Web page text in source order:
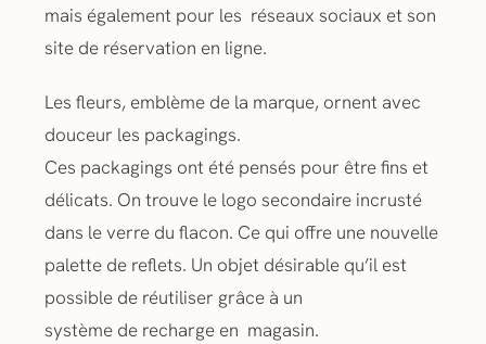
mais également pour les réseaux sociaux et son
site de réservation en ligne.
Les fleurs, emblème de la marque, ornent avec
douceur les packagings.
Ces packagings ont été pensés pour être fins et
délicats. On trouve le logo secondaire incrusté
dans le verre du flacon. Ce qui offre une nouvelle
palette de reflets. Un objet désirable qu’il est
possible de réutiliser grâce à un
système de recharge en magasin.